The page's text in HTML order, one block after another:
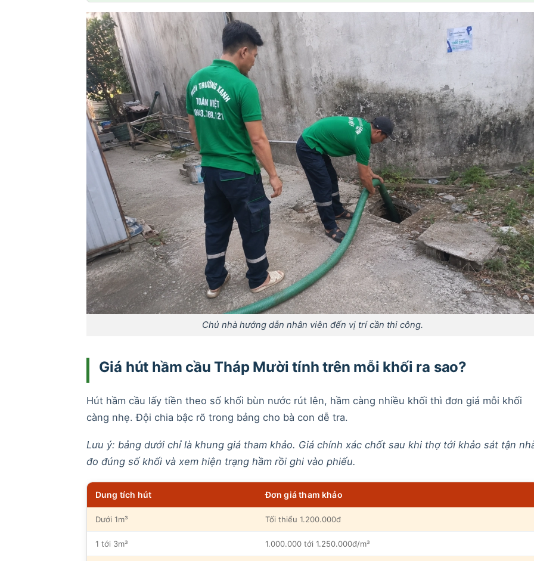
Chủ nhà hướng dẫn nhân viên đến vị trí cần thi công.
Giá hút hầm cầu Tháp Mười tính trên mỗi khối ra sao?
Hút hầm cầu lấy tiền theo số khối bùn nước rút lên, hầm càng nhiều khối thì đơn giá mỗi khối
càng nhẹ. Đội chia bậc rõ trong bảng cho bà con dễ tra.
Lưu ý: bảng dưới chỉ là khung giá tham khảo. Giá chính xác chốt sau khi thợ tới khảo sát tận
đo đúng số khối và xem hiện trạng hầm rồi ghi vào phiếu.
Dung tích hút Đơn giá tham khảo
Dưới 1m³ Tối thiểu 1.200.000đ
1 tới 3m³ 1.000.000 tới 1.250.000đ/m³